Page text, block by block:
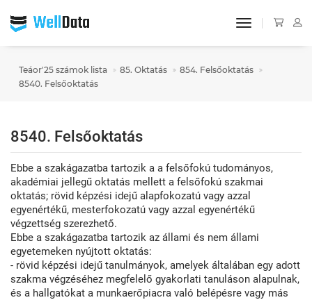
toggle
Teáor'25 számok lista 85. Oktatás
854. Felsőoktatás
8540. Felsőoktatás
8540. Felsőoktatás
Ebbe a szakágazatba tartozik a a felsőfokú tudományos,
akadémiai jellegű oktatás mellett a felsőfokú szakmai
oktatás; rövid képzési idejű alapfokozatú vagy azzal
egyenértékű, mesterfokozatú vagy azzal egyenértékű
végzettség szerezhető.
Ebbe a szakágazatba tartozik az állami és nem állami
egyetemeken nyújtott oktatás:
- rövid képzési idejű tanulmányok, amelyek általában egy adott
szakma végzéséhez megfelelő gyakorlati tanuláson alapulnak,
és a hallgatókat a munkaerőpiacra való belépésre vagy más